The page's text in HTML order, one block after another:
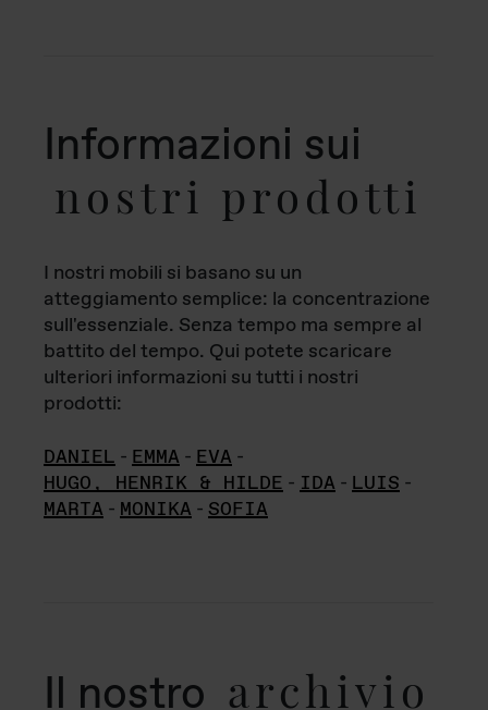
Informazioni sui
nostri prodotti
I nostri mobili si basano su un
atteggiamento semplice: la concentrazione
sull'essenziale. Senza tempo ma sempre al
battito del tempo. Qui potete scaricare
ulteriori informazioni su tutti i nostri
prodotti:
DANIEL - EMMA - EVA -
HUGO, HENRIK & HILDE - IDA - LUIS -
MARTA - MONIKA - SOFIA
Il nostro archivio